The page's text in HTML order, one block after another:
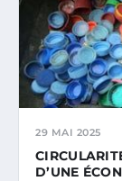
29 MAI 2025
D’UNE